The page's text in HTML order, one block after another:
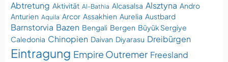
Abtretung Aktivität Al-Bathia Alcasalsa Alsztyna Andro
Anturien Aquila Arcor Assakhien Aurelia Austbard
Barnstorvia Bazen Bengali Bergen Büyük Sergiye
Caledonia Chinopien Daivan Diyarasu Dreibürgen
Eintragung Empire Outremer Freesland